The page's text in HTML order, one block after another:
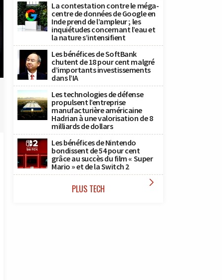
La contestation contre le méga-
centre de données de Google en
Inde prend de l’ampleur ; les
inquiétudes concernant l’eau et
la nature s’intensifient
Les bénéfices de SoftBank
chutent de 18 pour cent malgré
d’importants investissements
dans l’IA
Les technologies de défense
propulsent l’entreprise
manufacturière américaine
Hadrian à une valorisation de 8
milliards de dollars
Les bénéfices de Nintendo
bondissent de 54 pour cent
grâce au succès du film « Super
Mario » et de la Switch 2
PLUS TECH 